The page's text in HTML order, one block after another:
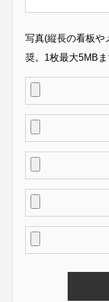
写真(縦長の看板や
奨。1枚最大5MB